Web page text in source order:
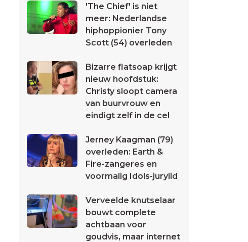
'The Chief' is niet
meer: Nederlandse
hiphoppionier Tony
Scott (54) overleden
Bizarre flatsoap krijgt
nieuw hoofdstuk:
Christy sloopt camera
van buurvrouw en
eindigt zelf in de cel
Jerney Kaagman (79)
overleden: Earth &
Fire-zangeres en
voormalig Idols-jurylid
Verveelde knutselaar
bouwt complete
achtbaan voor
goudvis, maar internet